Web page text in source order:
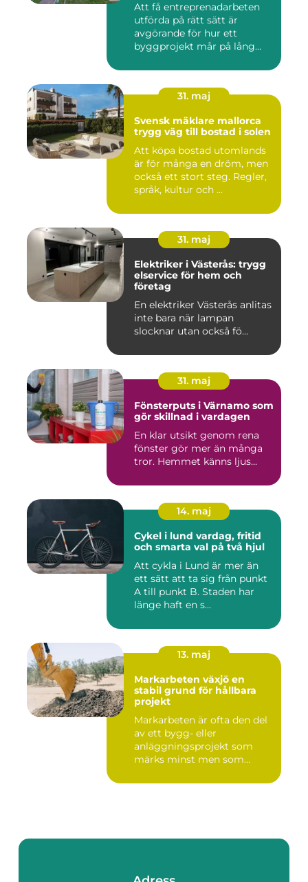
Att få entreprenadarbeten
utförda på rätt sätt är
avgörande för hur ett
byggprojekt mår på lång
31. maj
Svensk mäklare mallorca
trygg väg till bostad i solen
Att köpa bostad utomlands
är för många en dröm, men
också ett stort steg. Regler,
språk, kultur och ...
31. maj
Elektriker i Västerås: trygg
elservice för hem och
företag
En elektriker Västerås anlitas
inte bara när lampan
slocknar utan också fö...
31. maj
Fönsterputs i Värnamo som
gör skillnad i vardagen
En klar utsikt genom rena
fönster gör mer än många
tror. Hemmet känns ljus...
14. maj
Cykel i lund vardag, fritid
och smarta val på två hjul
Att cykla i Lund är mer än
ett sätt att ta sig från punkt
A till punkt B. Staden har
länge haft en s...
13. maj
Markarbeten växjö en
stabil grund för hållbara
projekt
Markarbeten är ofta den del
av ett bygg- eller
anläggningsprojekt som
märks minst men som